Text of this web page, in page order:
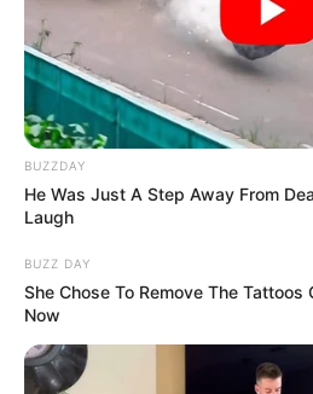
De
BUZZDAY
He Was Just A Step Away From
Laugh
BUZZ DAY
She Chose To Remove The Tattoos
Now